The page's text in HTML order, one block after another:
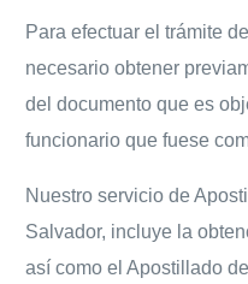
Para efectuar el trámite
necesario obtener
del documento que es
funcionario que fuese
Nuestro servicio de
Salvador, incluye la
así como el Apostillado